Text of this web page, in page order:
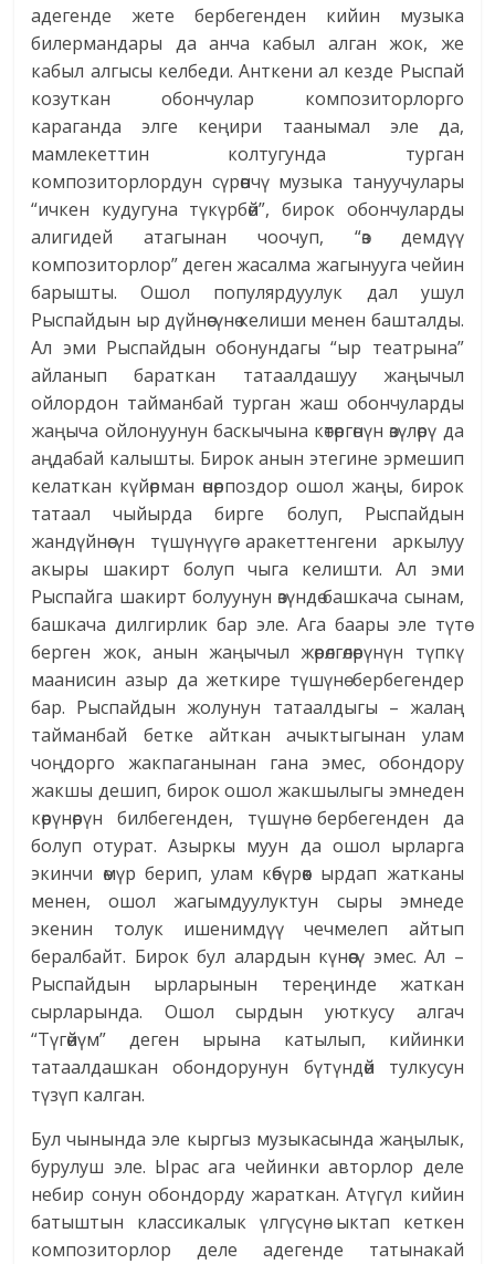
адегенде жете бербегенден кийин музыка
билермандары да анча кабыл алган жок, же
кабыл алгысы келбеди. Анткени ал кезде Рыспай
козуткан обончулар композиторлорго
караганда элге кеңири таанымал эле да,
мамлекеттин колтугунда турган
композиторлордун сүрөөнчү музыка тануучулары
“ичкен кудугуна түкүрбөй”, бирок обончуларды
алигидей атагынан чоочуп, “өз демдүү
композиторлор” деген жасалма жагынууга чейин
барышты. Ошол популярдуулук дал ушул
Рыспайдын ыр дүйнөсүнө келиши менен башталды.
Ал эми Рыспайдын обонундагы “ыр театрына”
айланып бараткан татаалдашуу жаңычыл
ойлордон тайманбай турган жаш обончуларды
жаңыча ойлонуунун баскычына көтөргөнүн өзүлөрү да
аңдабай калышты. Бирок анын этегине эрмешип
келаткан күйөрман өнөрпоздор ошол жаңы, бирок
татаал чыйырда бирге болуп, Рыспайдын
жандүйнөсүн түшүнүүгө аракеттенгени аркылуу
акыры шакирт болуп чыга келишти. Ал эми
Рыспайга шакирт болуунун өзүндө башкача сынам,
башкача дилгирлик бар эле. Ага баары эле түтө
берген жок, анын жаңычыл жөрөлгөлөрүнүн түпкү
маанисин азыр да жеткире түшүнө бербегендер
бар. Рыспайдын жолунун татаалдыгы – жалаң
тайманбай бетке айткан ачыктыгынан улам
чоңдорго жакпаганынан гана эмес, обондору
жакшы дешип, бирок ошол жакшылыгы эмнеден
көрүнөрүн билбегенден, түшүнө бербегенден да
болуп отурат. Азыркы муун да ошол ырларга
экинчи өмүр берип, улам көбүрөөк ырдап жатканы
менен, ошол жагымдуулуктун сыры эмнеде
экенин толук ишенимдүү чечмелеп айтып
бералбайт. Бирок бул алардын күнөөсү эмес. Ал –
Рыспайдын ырларынын тереңинде жаткан
сырларында. Ошол сырдын уюткусу алгач
“Түгөйүм” деген ырына катылып, кийинки
татаалдашкан обондорунун бүтүндөй тулкусун
түзүп калган.
Бул чынында эле кыргыз музыкасында жаңылык,
бурулуш эле. Ырас ага чейинки авторлор деле
небир сонун обондорду жараткан. Атүгүл кийин
батыштын классикалык үлгүсүнө ыктап кеткен
композиторлор деле адегенде татынакай